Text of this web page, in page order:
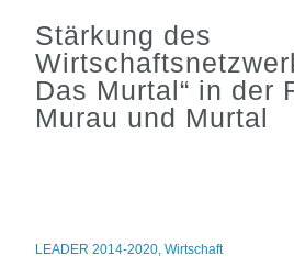
Stärkung des
Das Murtal“ in der
Murau und Murtal
LEADER 2014-2020,Wirtschaft